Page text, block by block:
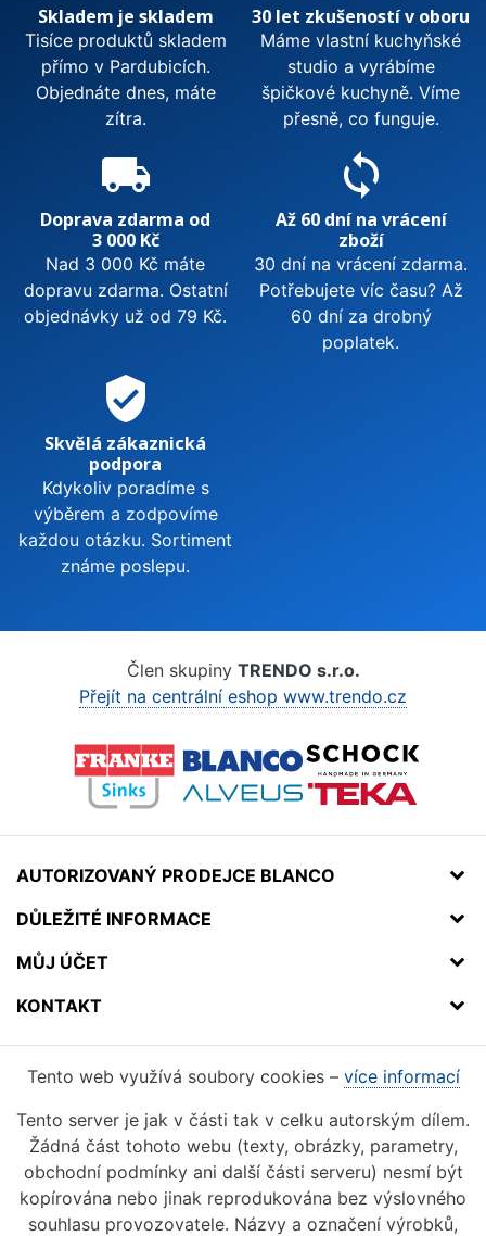
Skladem je skladem
Tisíce produktů skladem
přímo v Pardubicích.
Objednáte dnes, máte
zítra.
30 let zkušeností v oboru
Máme vlastní kuchyňské
studio a vyrábíme
špičkové kuchyně. Víme
přesně, co funguje.
local_shipping
Doprava zdarma od
3 000 Kč
Nad 3 000 Kč máte
dopravu zdarma. Ostatní
objednávky už od 79 Kč.
sync
Až 60 dní na vrácení
zboží
30 dní na vrácení zdarma.
Potřebujete víc času? Až
60 dní za drobný
poplatek.
verified_user
Skvělá zákaznická
podpora
Kdykoliv poradíme s
výběrem a zodpovíme
každou otázku. Sortiment
známe poslepu.
Člen skupiny TRENDO s.r.o.
Přejít na centrální eshop www.trendo.cz
AUTORIZOVANÝ PRODEJCE BLANCO
DŮLEŽITÉ INFORMACE
MŮJ ÚČET
KONTAKT
Tento web využívá soubory cookies – více informací
Tento server je jak v části tak v celku autorským dílem.
Žádná část tohoto webu (texty, obrázky, parametry,
obchodní podmínky ani další části serveru) nesmí být
kopírována nebo jinak reprodukována bez výslovného
souhlasu provozovatele. Názvy a označení výrobků,